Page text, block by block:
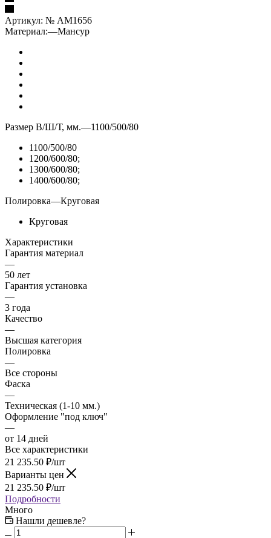
Артикул: № AM1656
Материал:—Мансур
Размер В/Ш/Т, мм.—1100/500/80
1100/500/80
1200/600/80;
1300/600/80;
1400/600/80;
Полировка—Круговая
Круговая
Характеристики
Гарантия материал
—
50 лет
Гарантия установка
—
3 года
Качество
—
Высшая категория
Полировка
—
Все стороны
Фаска
—
Техническая (1-10 мм.)
Оформление "под ключ"
—
от 14 дней
Все характеристики
21 235.50 ₽/шт
Варианты цен
21 235.50 ₽/шт
Подробности
Много
Нашли дешевле?